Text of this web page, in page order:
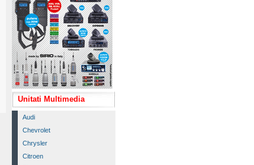
Unitati Multimedia
Audi
Chevrolet
Chrysler
Citroen